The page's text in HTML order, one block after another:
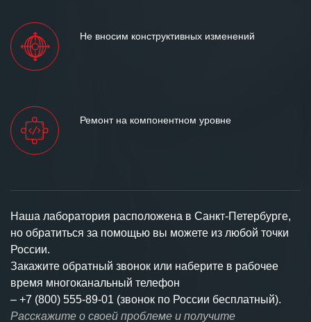
Не вносим конструктивных изменений
Ремонт на компонентном уровне
Наша лаборатория расположена в Санкт-Петербурге,
но обратиться за помощью вы можете из любой точки
России.
Закажите обратный звонок или наберите в рабочее
время многоканальный телефон
– +7 (800) 555-89-01 (звонок по России бесплатный).
Расскажите о своей проблеме и получите